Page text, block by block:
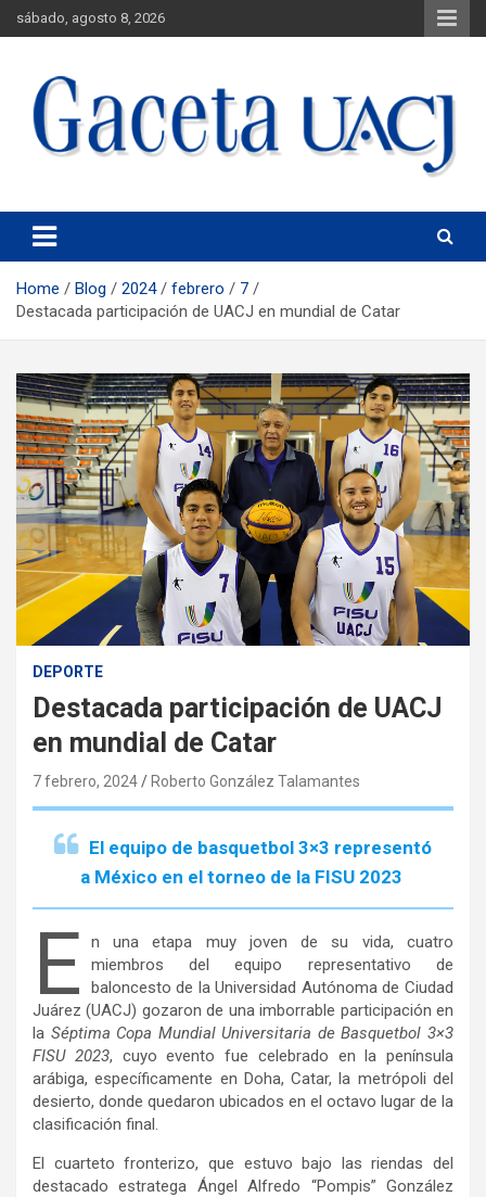
sábado, agosto 8, 2026
Gaceta UACJ
Home Blog 2024 febrero
7
Destacada participación de UACJ en mundial de Catar
DEPORTE
Destacada participación de UACJ
en mundial de Catar
7 febrero, 2024 Roberto González Talamantes
El equipo de basquetbol 3×3 representó
a México en el torneo de la FISU 2023
E
n una etapa muy joven de su vida, cuatro
miembros del equipo representativo de
baloncesto de la Universidad Autónoma de Ciudad
Juárez (UACJ) gozaron de una imborrable participación en
la Séptima Copa Mundial Universitaria de Basquetbol 3×3
FISU 2023, cuyo evento fue celebrado en la península
arábiga, específicamente en Doha, Catar, la metrópoli del
desierto, donde quedaron ubicados en el octavo lugar de la
clasificación final.
El cuarteto fronterizo, que estuvo bajo las riendas del
destacado estratega Ángel Alfredo “Pompis” González